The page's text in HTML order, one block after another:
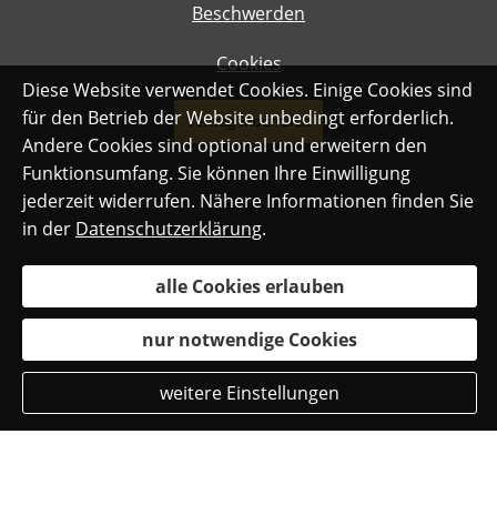
Beschwerden
Cookies
Vertrag widerrufen
Diese Website verwendet Cookies. Einige Cookies sind
für den Betrieb der Website unbedingt erforderlich.
Andere Cookies sind optional und erweitern den
Funktionsumfang. Sie können Ihre Einwilligung
jederzeit widerrufen. Nähere Informationen finden Sie
in der Datenschutzerklärung.
alle Cookies erlauben
nur notwendige Cookies
weitere Einstellungen